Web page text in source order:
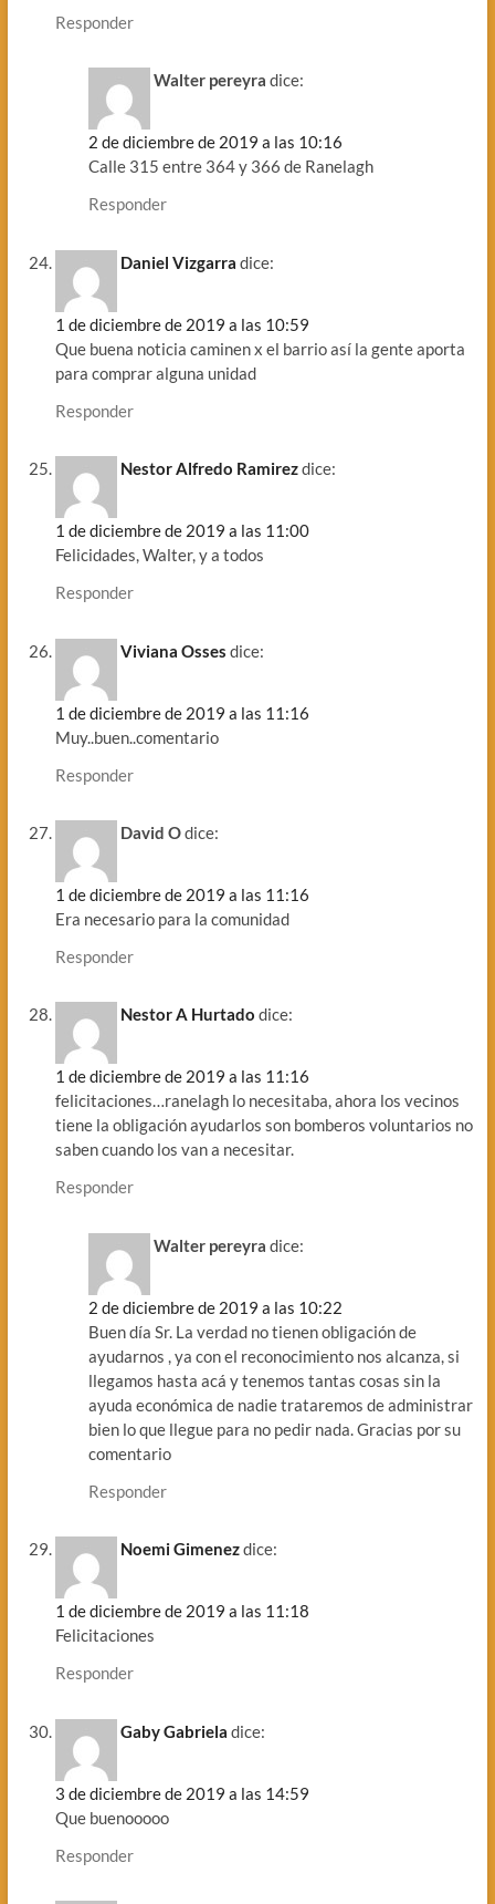
Responder
Walter pereyra dice:
2 de diciembre de 2019 a las 10:16
Calle 315 entre 364 y 366 de Ranelagh
Responder
Daniel Vizgarra dice:
1 de diciembre de 2019 a las 10:59
Que buena noticia caminen x el barrio así la gente aporta
para comprar alguna unidad
Responder
Nestor Alfredo Ramirezdice:
1 de diciembre de 2019 a las 11:00
Felicidades, Walter, y a todos
Responder
Viviana Osses dice:
1 de diciembre de 2019 a las 11:16
Muy..buen..comentario
Responder
David Odice:
1 de diciembre de 2019 a las 11:16
Era necesario para la comunidad
Responder
Nestor A Hurtado dice:
1 de diciembre de 2019 a las 11:16
felicitaciones…ranelagh lo necesitaba, ahora los vecinos
tiene la obligación ayudarlos son bomberos voluntarios no
saben cuando los van a necesitar.
Responder
Walter pereyra dice:
2 de diciembre de 2019 a las 10:22
Buen día Sr. La verdad no tienen obligación de
ayudarnos , ya con el reconocimiento nos alcanza, si
llegamos hasta acá y tenemos tantas cosas sin la
ayuda económica de nadie trataremos de administrar
bien lo que llegue para no pedir nada. Gracias por su
comentario
Responder
Noemi Gimenezdice:
1 de diciembre de 2019 a las 11:18
Felicitaciones
Responder
Gaby Gabriela dice:
3 de diciembre de 2019 a las 14:59
Que buenooooo
Responder